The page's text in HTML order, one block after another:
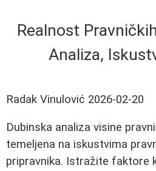
Realnost
Analiza,
Radak Vinulović 2026-02-20
Dubinska analiza visine
temeljena na iskustvima
pripravnika. Istražite faktore